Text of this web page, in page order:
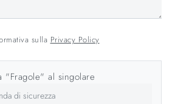
sulla Privacy Policy
"Fragole" al singolare